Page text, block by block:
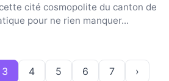
cité cosmopolite du canton de
pour ne rien manquer...
3 4 5 6 7 ›